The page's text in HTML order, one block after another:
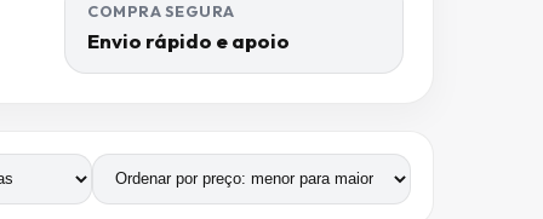
COMPRA SEGURA
Envio rápido e apoio